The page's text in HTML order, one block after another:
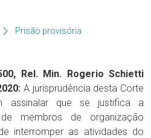
Prisão provisória
Rel. Min. Rogerio Schietti
A jurisprudência desta Corte
que se justifica a
membros de organização
interromper as atividades do